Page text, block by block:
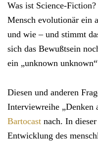
Was ist Science-
Mensch evolutionär ein
und wie – und stimmt
sich das Bewußtsein
ein „unknown
Diesen und anderen
Interviewreihe „Denken
Bartocast nach. In
Entwicklung des